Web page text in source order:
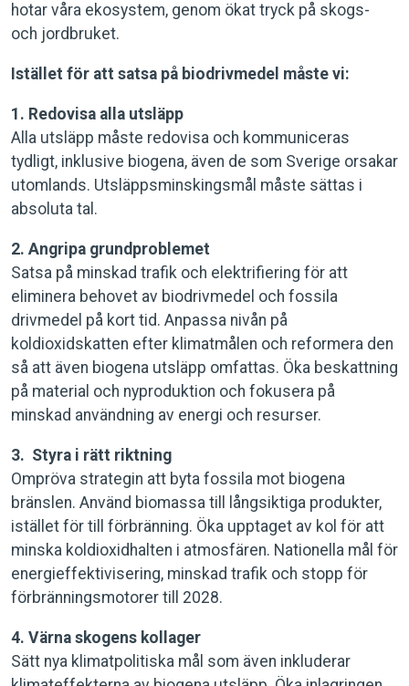
hotar våra ekosystem, genom ökat tryck på skogs-
och jordbruket.
Istället för att satsa på biodrivmedel måste vi:
1. Redovisa alla utsläpp
Alla utsläpp måste redovisa och kommuniceras
tydligt, inklusive biogena, även de som Sverige orsakar
utomlands. Utsläppsminskingsmål måste sättas i
absoluta tal.
2. Angripa grundproblemet
Satsa på minskad trafik och elektrifiering för att
eliminera behovet av biodrivmedel och fossila
drivmedel på kort tid. Anpassa nivån på
koldioxidskatten efter klimatmålen och reformera den
så att även biogena utsläpp omfattas. Öka beskattning
på material och nyproduktion och fokusera på
minskad användning av energi och resurser.
3. Styra i rätt riktning
Ompröva strategin att byta fossila mot biogena
bränslen. Använd biomassa till långsiktiga produkter,
istället för till förbränning. Öka upptaget av kol för att
minska koldioxidhalten i atmosfären. Nationella mål för
energieffektivisering, minskad trafik och stopp för
förbränningsmotorer till 2028.
4. Värna skogens kollager
Sätt nya klimatpolitiska mål som även inkluderar